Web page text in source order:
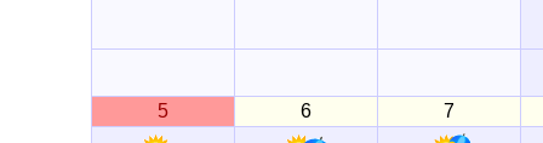
5 6 7